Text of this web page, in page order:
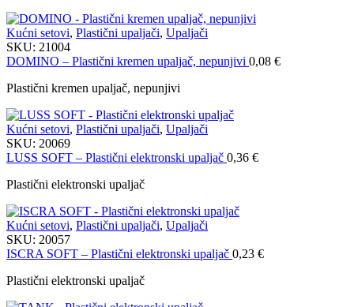
Kućni setovi, Plastični upaljači, Upaljači
SKU: 21004
DOMINO – Plastični kremen upaljač, nepunjivi 0,08 €
Plastični kremen upaljač, nepunjivi
Kućni setovi, Plastični upaljači, Upaljači
SKU: 20069
LUSS SOFT – Plastični elektronski upaljač 0,36 €
Plastični elektronski upaljač
Kućni setovi, Plastični upaljači, Upaljači
SKU: 20057
ISCRA SOFT – Plastični elektronski upaljač 0,23 €
Plastični elektronski upaljač